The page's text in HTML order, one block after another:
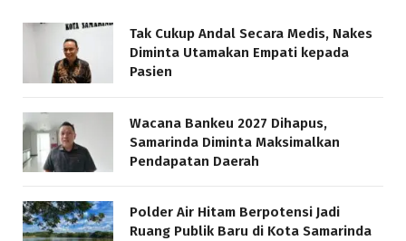
Tak Cukup Andal Secara Medis, Nakes
Diminta Utamakan Empati kepada
Pasien
Wacana Bankeu 2027 Dihapus,
Samarinda Diminta Maksimalkan
Pendapatan Daerah
Polder Air Hitam Berpotensi Jadi
Ruang Publik Baru di Kota Samarinda